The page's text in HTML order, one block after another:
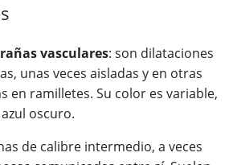
vasculares: son dilataciones
unas veces aisladas y en otras
en ramilletes. Su color es variable,
oscuro.
de calibre intermedio, a veces